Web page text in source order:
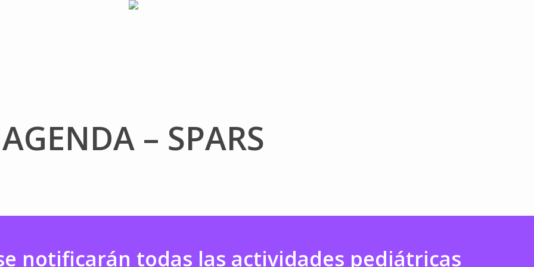
AGENDA – SPARS
notificarán todas las actividades pediátricas